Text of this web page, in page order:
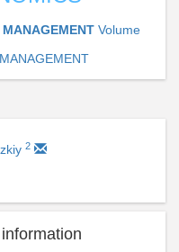
Volume
2